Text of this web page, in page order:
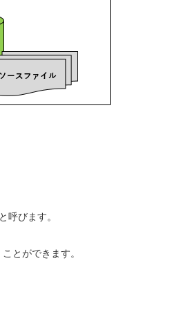
呼びます。
とができます。